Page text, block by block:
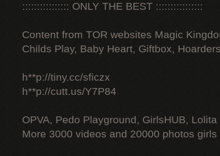
:::::::::::::::: ONLY THE BEST ::::::::::::::::
Content from TOR websites Magic
Childs Play, Baby Heart, Giftbox,
h**p://tiny.cc/sficzx
h**p://cutt.us/Y7P84
OPVA, Pedo Playground, GirlsHUB, Lolita
More 3000 videos and 20000 photos